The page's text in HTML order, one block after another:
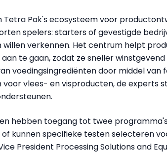
Tetra Pak's ecosysteem voor
spelers: starters of gevestigde
verkennen. Het centrum helpt
te gaan, zodat ze sneller
voedingsingrediënten door middel
vlees- en visproducten, de experts
hebben toegang tot twee
kunnen specifieke testen selecteren
President Processing Solutions and